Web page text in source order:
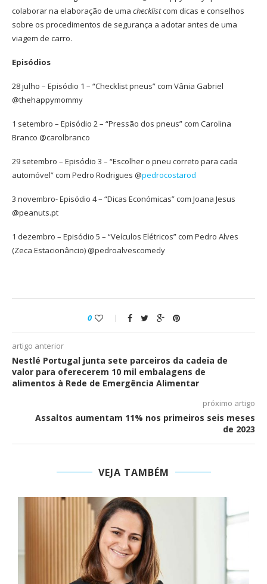
colaborar na elaboração de uma checklistcom dicas e conselhos
sobre os procedimentos de segurança a adotar antes de uma
viagem de carro.
Episódios
28 julho – Episódio 1 – “Checklist pneus” com Vânia Gabriel
@thehappymommy
1 setembro – Episódio 2 – “Pressão dos pneus” com Carolina
Branco @carolbranco
29 setembro – Episódio 3 – “Escolher o pneu correto para cada
automóvel” com Pedro Rodrigues @pedrocostarod
3 novembro- Episódio 4 – “Dicas Económicas” com Joana Jesus
@peanuts.pt
1 dezembro – Episódio 5 – “Veículos Elétricos” com Pedro Alves
(Zeca Estacionâncio) @pedroalvescomedy
0
artigo anterior
Nestlé Portugal junta sete parceiros da cadeia de
valor para oferecerem 10 mil embalagens de
alimentos à Rede de Emergência Alimentar
próximo artigo
Assaltos aumentam 11% nos primeiros seis meses
de 2023
VEJA TAMBÉM